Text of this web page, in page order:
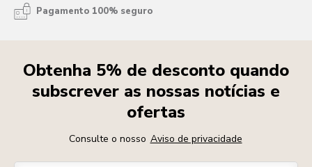
Pagamento 100% seguro
Obtenha 5% de desconto quando
subscrever as nossas notícias e
ofertas
Consulte o nosso Aviso de privacidade